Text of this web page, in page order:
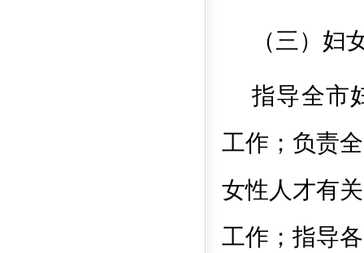
（三）妇
指导全市
工作；负责
女性人才有
工作；指导